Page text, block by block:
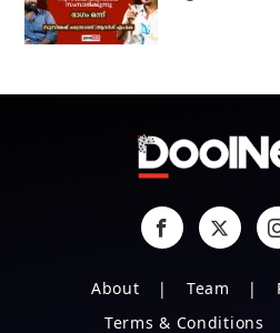
About Team
Terms & Conditions